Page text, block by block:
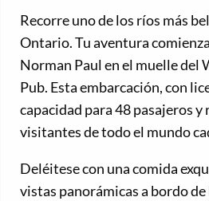
Recorre uno de los ríos más
Ontario. Tu aventura
Norman Paul en el muelle del
Pub. Esta embarcación, con
capacidad para 48 pasajeros y
visitantes de todo el mundo
Deléitese con una comida
vistas panorámicas a bordo